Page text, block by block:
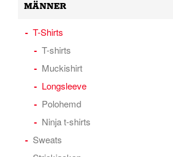
MÄNNER
T-Shirts
T-shirts
Muckishirt
Longsleeve
Polohemd
Ninja t-shirts
Sweats